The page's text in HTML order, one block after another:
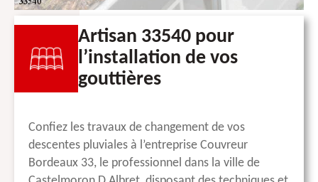
Artisan 33540 pour
l’installation de vos
gouttières
Confiez les travaux de changement de vos
descentes pluviales à l’entreprise Couvreur
Bordeaux 33, le professionnel dans la ville de